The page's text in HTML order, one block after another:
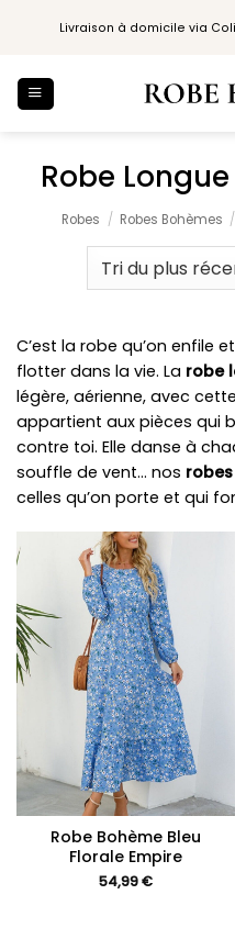
Livraison à domicile via
Robe
Robes / Robes Bohèmes /
C’est la robe qu’on enfile
flotter dans la vie. La robe
légère, aérienne, avec
appartient aux pièces qui
contre toi. Elle danse à
souffle de vent… nos
celles qu’on porte et qui
Robe Bohème Bleu
Florale Empire
54,99€